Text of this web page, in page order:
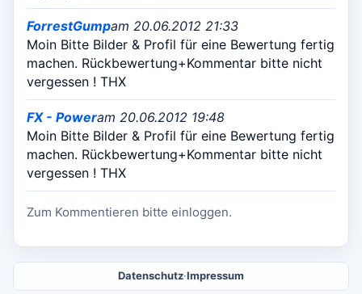
ForrestGumpam 20.06.2012 21:33
Moin Bitte Bilder & Profil für eine Bewertung fertig
machen. Rückbewertung+Kommentar bitte nicht
vergessen ! THX
FX - Poweram 20.06.2012 19:48
Moin Bitte Bilder & Profil für eine Bewertung fertig
machen. Rückbewertung+Kommentar bitte nicht
vergessen ! THX
Zum Kommentieren bitte einloggen.
Datenschutz·Impressum